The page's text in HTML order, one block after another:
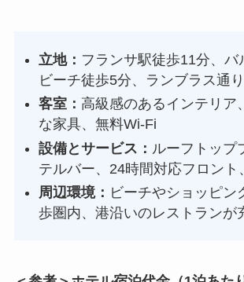
立地： フランサ駅徒歩11分、バ
ビーチ徒歩5分、ランブラス通
客室： 高級感のあるインテリア
な家具、無料Wi-Fi
設備とサービス： ルーフトップ
テルバー、24時間対応フロント
周辺環境： ビーチやショッピン
歩圏内、港沿いのレストランが